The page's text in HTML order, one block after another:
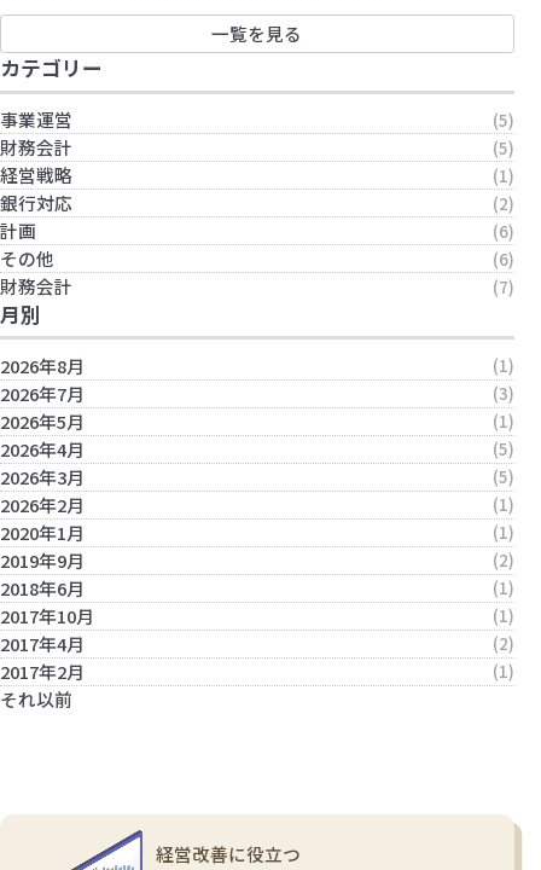
一覧を見る
カテゴリー
事業運営 (5)
財務会計 (5)
経営戦略 (1)
銀行対応 (2)
計画 (6)
その他 (6)
財務会計 (7)
月別
2026年8月 (1)
2026年7月 (3)
2026年5月 (1)
2026年4月 (5)
2026年3月 (5)
2026年2月 (1)
2020年1月 (1)
2019年9月 (2)
2018年6月 (1)
2017年10月 (1)
2017年4月 (2)
2017年2月 (1)
それ以前
経営改善に役立つ